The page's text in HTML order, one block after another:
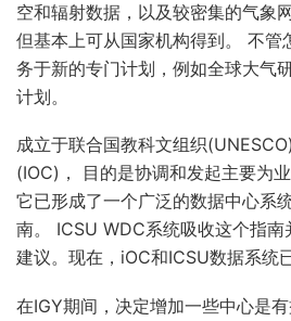
空和辐射数据，以及较密集的气象
但基本上可从国家机构得到。 不管
务于新的专门计划，例如全球大气
计划。
成立于联合国教科文组织
(IOC)， 目的是协调和发起主要为
它已形成了一个广泛的数据中心系
南。 ICSU WDC系统吸收这个指
建议。现在，iOC和ICSU数据系统
在IGY期间，决定增加一些中心是